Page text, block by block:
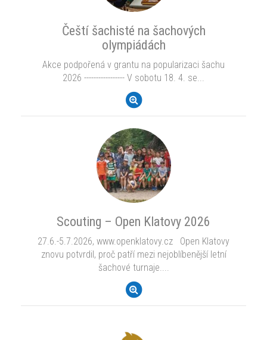
Čeští šachisté na šachových
olympiádách
Akce podpořená v grantu na popularizaci šachu
2026 ----------------- V sobotu 18. 4. se...
Scouting – Open Klatovy 2026
27.6.-5.7.2026, www.openklatovy.cz Open Klatovy
znovu potvrdil, proč patří mezi nejoblíbenější letní
šachové turnaje....